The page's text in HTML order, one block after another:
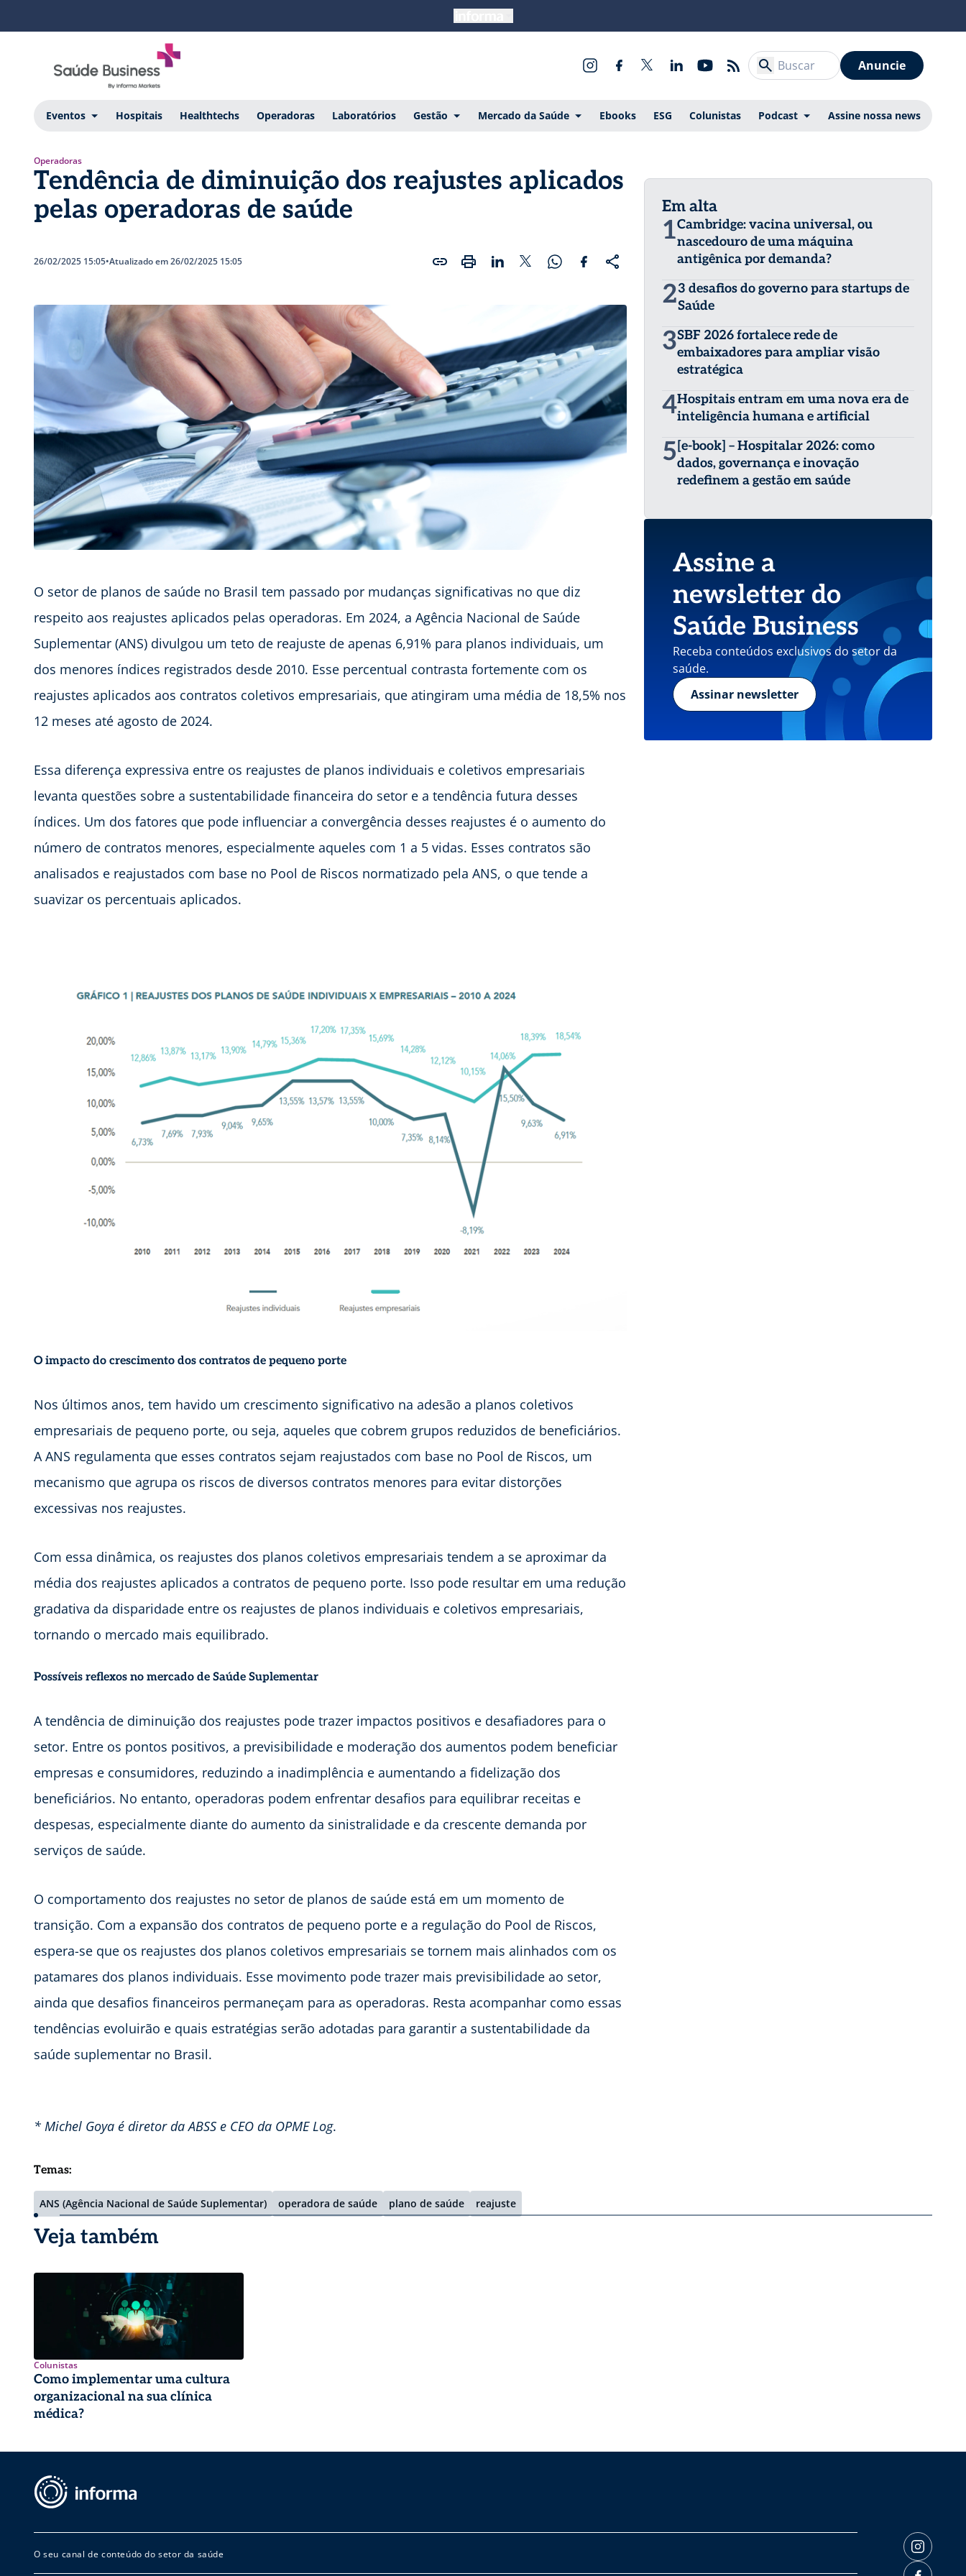
Anuncie
Eventos Hospitais Healthtechs Operadoras Laboratórios Gestão Mercado da Saúde Ebooks ESG Colunistas Podcast Assine nossa news
Operadoras
Tendência de diminuição dos reajustes aplicados
pelas operadoras de saúde
26/02/2025 15:05•Atualizado em 26/02/2025 15:05
O setor de planos de saúde no Brasil tem passado por mudanças significativas no que diz
respeito aos reajustes aplicados pelas operadoras. Em 2024, a Agência Nacional de Saúde
Suplementar (ANS) divulgou um teto de reajuste de apenas 6,91% para planos individuais, um
dos menores índices registrados desde 2010. Esse percentual contrasta fortemente com os
reajustes aplicados aos contratos coletivos empresariais, que atingiram uma média de 18,5% nos
12 meses até agosto de 2024.
Essa diferença expressiva entre os reajustes de planos individuais e coletivos empresariais
levanta questões sobre a sustentabilidade financeira do setor e a tendência futura desses
índices. Um dos fatores que pode influenciar a convergência desses reajustes é o aumento do
número de contratos menores, especialmente aqueles com 1 a 5 vidas. Esses contratos são
analisados e reajustados com base no Pool de Riscos normatizado pela ANS, o que tende a
suavizar os percentuais aplicados.
O impacto do crescimento dos contratos de pequeno porte
Nos últimos anos, tem havido um crescimento significativo na adesão a planos coletivos
empresariais de pequeno porte, ou seja, aqueles que cobrem grupos reduzidos de beneficiários.
A ANS regulamenta que esses contratos sejam reajustados com base no Pool de Riscos, um
mecanismo que agrupa os riscos de diversos contratos menores para evitar distorções
excessivas nos reajustes.
Com essa dinâmica, os reajustes dos planos coletivos empresariais tendem a se aproximar da
média dos reajustes aplicados a contratos de pequeno porte. Isso pode resultar em uma redução
gradativa da disparidade entre os reajustes de planos individuais e coletivos empresariais,
tornando o mercado mais equilibrado.
Possíveis reflexos no mercado de Saúde Suplementar
A tendência de diminuição dos reajustes pode trazer impactos positivos e desafiadores para o
setor. Entre os pontos positivos, a previsibilidade e moderação dos aumentos podem beneficiar
empresas e consumidores, reduzindo a inadimplência e aumentando a fidelização dos
beneficiários. No entanto, operadoras podem enfrentar desafios para equilibrar receitas e
despesas, especialmente diante do aumento da sinistralidade e da crescente demanda por
serviços de saúde.
O comportamento dos reajustes no setor de planos de saúde está em um momento de
transição. Com a expansão dos contratos de pequeno porte e a regulação do Pool de Riscos,
espera-se que os reajustes dos planos coletivos empresariais se tornem mais alinhados com os
patamares dos planos individuais. Esse movimento pode trazer mais previsibilidade ao setor,
ainda que desafios financeiros permaneçam para as operadoras. Resta acompanhar como essas
tendências evoluirão e quais estratégias serão adotadas para garantir a sustentabilidade da
saúde suplementar no Brasil.
* Michel Goya é diretor da ABSS e CEO da OPME Log.
Temas:
ANS (Agência Nacional de Saúde Suplementar) operadora de saúde plano de saúde reajuste
Em alta
1Cambridge: vacina universal, ou
nascedouro de uma máquina
antigênica por demanda?
23 desafios do governo para startups de
Saúde
3SBF 2026 fortalece rede de
embaixadores para ampliar visão
estratégica
4Hospitais entram em uma nova era de
inteligência humana e artificial
5 [e-book] – Hospitalar 2026: como
dados, governança e inovação
redefinem a gestão em saúde
Assine a
newsletter do
Saúde Business
Receba conteúdos exclusivos do setor da
saúde.
Assinar newsletter
Veja também
Colunistas
Como implementar uma cultura
organizacional na sua clínica
médica?
O seu canal de conteúdo do setor da saúde